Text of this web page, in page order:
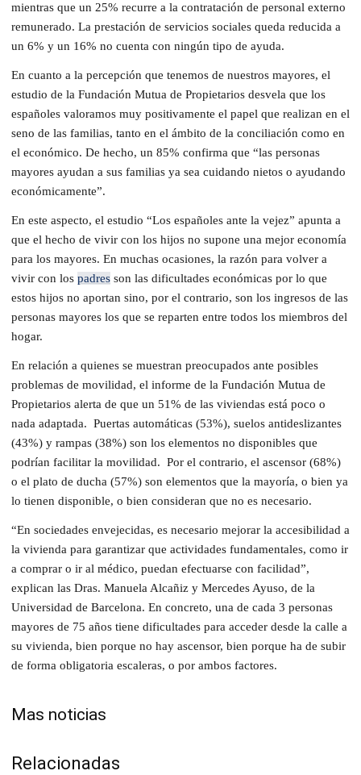
mientras que un 25% recurre a la contratación de personal externo
remunerado. La prestación de servicios sociales queda reducida a
un 6% y un 16% no cuenta con ningún tipo de ayuda.
En cuanto a la percepción que tenemos de nuestros mayores, el
estudio de la Fundación Mutua de Propietarios desvela que los
españoles valoramos muy positivamente el papel que realizan en el
seno de las familias, tanto en el ámbito de la conciliación como en
el económico. De hecho, un 85% confirma que “las personas
mayores ayudan a sus familias ya sea cuidando nietos o ayudando
económicamente”.
En este aspecto, el estudio “Los españoles ante la vejez” apunta a
que el hecho de vivir con los hijos no supone una mejor economía
para los mayores. En muchas ocasiones, la razón para volver a
vivir con los padres son las dificultades económicas por lo que
estos hijos no aportan sino, por el contrario, son los ingresos de las
personas mayores los que se reparten entre todos los miembros del
hogar.
En relación a quienes se muestran preocupados ante posibles
problemas de movilidad, el informe de la Fundación Mutua de
Propietarios alerta de que un 51% de las viviendas está poco o
nada adaptada. Puertas automáticas (53%), suelos antideslizantes
(43%) y rampas (38%) son los elementos no disponibles que
podrían facilitar la movilidad. Por el contrario, el ascensor (68%)
o el plato de ducha (57%) son elementos que la mayoría, o bien ya
lo tienen disponible, o bien consideran que no es necesario.
“En sociedades envejecidas, es necesario mejorar la accesibilidad a
la vivienda para garantizar que actividades fundamentales, como ir
a comprar o ir al médico, puedan efectuarse con facilidad”,
explican las Dras. Manuela Alcañiz y Mercedes Ayuso, de la
Universidad de Barcelona. En concreto, una de cada 3 personas
mayores de 75 años tiene dificultades para acceder desde la calle a
su vivienda, bien porque no hay ascensor, bien porque ha de subir
de forma obligatoria escaleras, o por ambos factores.
Mas noticias
Relacionadas